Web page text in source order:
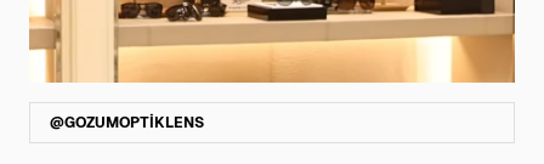
@GOZUMOPTİKLENS